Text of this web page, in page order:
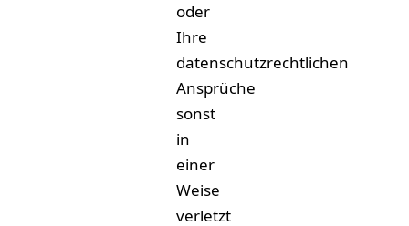
oder
Ihre
datenschutzrechtlichen
Ansprüche
sonst
in
einer
Weise
verletzt